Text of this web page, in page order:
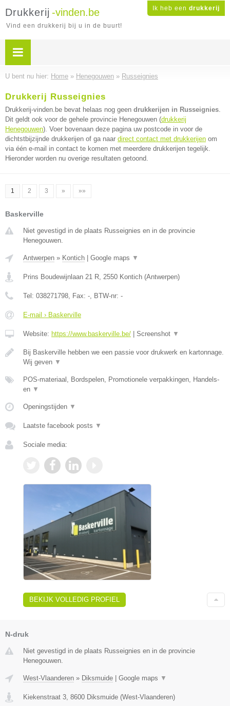
Ik heb een drukkerij
Drukkerij -vinden.be
Vind een drukkerij bij u in de buurt!
U bent nu hier: Home » Henegouwen » Russeignies
Drukkerij Russeignies
Drukkerij-vinden.be bevat helaas nog geen drukkerijen in Russeignies.
Dit geldt ook voor de gehele provincie Henegouwen (drukkerij
Henegouwen). Voer bovenaan deze pagina uw postcode in voor de
dichtstbijzijnde drukkerijen of ga naar direct contact met drukkerijen om
via één e-mail in contact te komen met meerdere drukkerijen tegelijk.
Hieronder worden nu overige resultaten getoond.
1 2 3 » »»
Baskerville
Niet gevestigd in de plaats Russeignies en in de provincie
Henegouwen.
Antwerpen » Kontich Google maps ▼
Prins Boudewijnlaan 21 R, 2550 Kontich (Antwerpen)
Tel: 038271798, Fax: -, BTW-nr: -
E-mail › Baskerville
Website: https://www.baskerville.be/ Screenshot ▼
Bij Baskerville hebben we een passie voor drukwerk en kartonnage.
Wij geven ▼
POS-materiaal, Bordspelen, Promotionele verpakkingen, Handels-
en ▼
Openingstijden ▼
Laatste facebook posts ▼
Sociale media:
BEKIJK VOLLEDIG PROFIEL
N-druk
Niet gevestigd in de plaats Russeignies en in de provincie
Henegouwen.
West-Vlaanderen » Diksmuide | Google maps ▼
Kiekenstraat 3 8600 Diksmuide (West-Vlaanderen)